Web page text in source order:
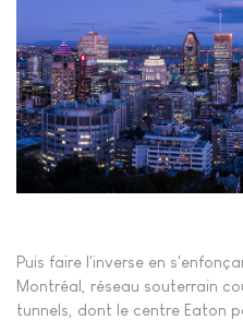
Puis faire l'inverse en
Montréal, réseau souterrain
tunnels, dont le centre Eaton